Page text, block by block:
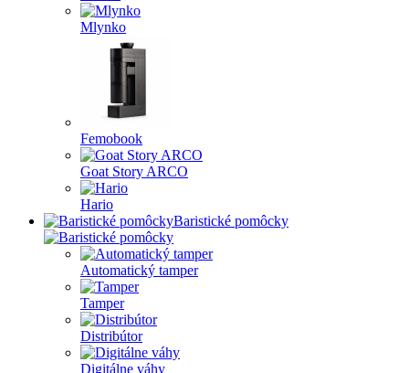
Mlynko
Femobook
Goat Story ARCO
Hario
Baristické pomôcky
Automatický tamper
Tamper
Distribútor
Digitálne váhy